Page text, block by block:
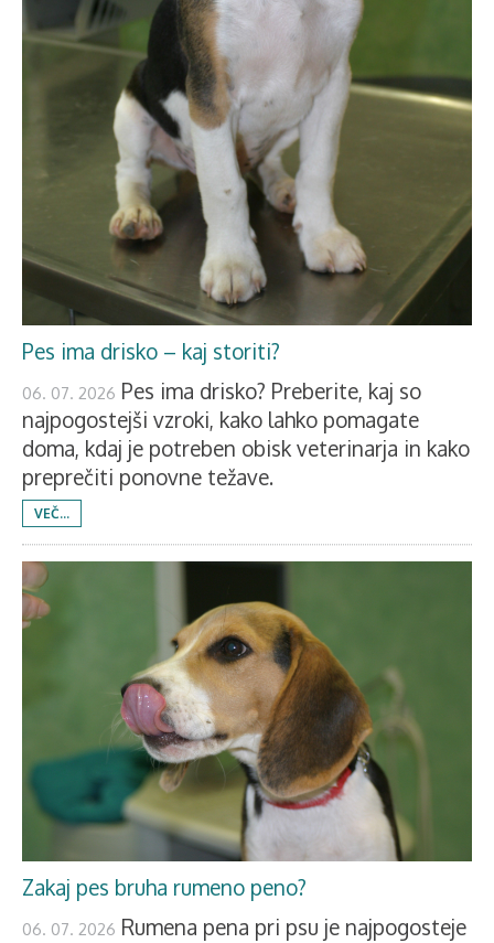
Pes ima drisko – kaj storiti?
06. 07. 2026 Pes ima drisko? Preberite, kaj so
najpogostejši vzroki, kako lahko pomagate
doma, kdaj je potreben obisk veterinarja in kako
preprečiti ponovne težave.
VEČ...
Zakaj pes bruha rumeno peno?
06. 07. 2026 Rumena pena pri psu je najpogosteje